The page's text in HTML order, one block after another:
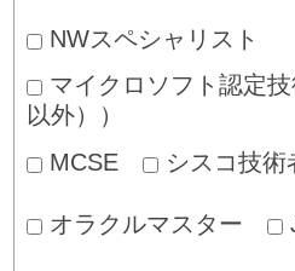
NWスペシャリスト
マイクロソフト認定
以外））
MCSE
シスコ技術
オラクルマスター